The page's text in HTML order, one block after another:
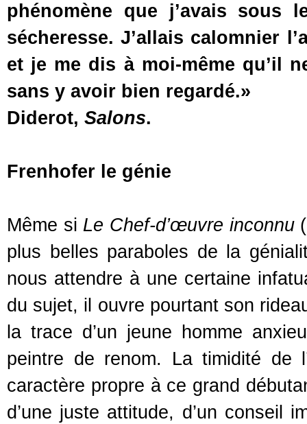
phénomène que j’avais sous
sécheresse. J’allais calomnier
et je me dis à moi-même qu’il
sans y avoir bien regardé.»
Diderot, Salons.
Frenhofer le génie
Même si Le Chef-d’œuvre inconnu
plus belles paraboles de la
nous attendre à une certaine
du sujet, il ouvre pourtant son
la trace d’un jeune homme
peintre de renom. La timidité de
caractère propre à ce grand
d’une juste attitude, d’un conseil